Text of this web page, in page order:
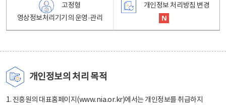
고정형
영상정보처리기기의 운영·관리
개인정보 처리방침 변경
개인정보의 처리 목적
1. 진흥원의 대표홈페이지(www.nia.or.kr)에서는 개인정보를 취급하지